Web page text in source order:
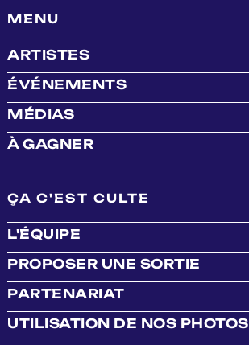
MENU
ARTISTES
ÉVÉNEMENTS
MÉDIAS
À GAGNER
ÇA C'EST CULTE
L'ÉQUIPE
PROPOSER UNE SORTIE
PARTENARIAT
UTILISATION DE NOS PHOTOS